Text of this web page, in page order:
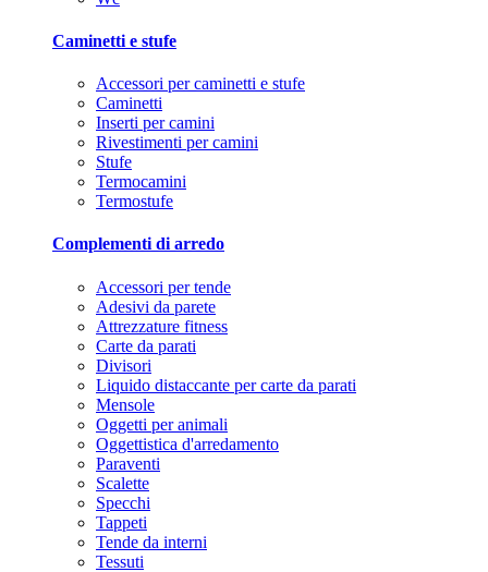
Caminetti e stufe
Accessori per caminetti e stufe
Caminetti
Inserti per camini
Rivestimenti per camini
Stufe
Termocamini
Termostufe
Complementi di arredo
Accessori per tende
Adesivi da parete
Attrezzature fitness
Carte da parati
Divisori
Liquido distaccante per carte da parati
Mensole
Oggetti per animali
Oggettistica d'arredamento
Paraventi
Scalette
Specchi
Tappeti
Tende da interni
Tessuti